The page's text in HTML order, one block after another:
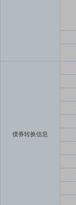
债券转换信息